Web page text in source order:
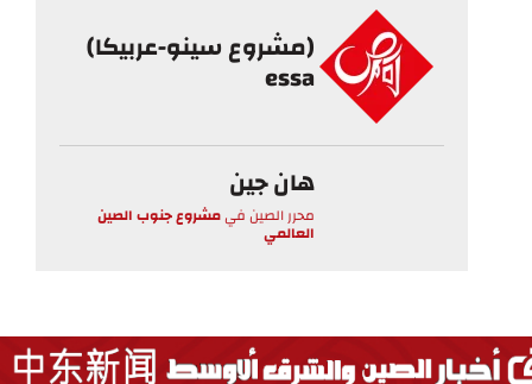
(مشروع سينو-عربيكا)
essa
هان جين
محرر الصينفيمشروع جنوب الصين
العالمي